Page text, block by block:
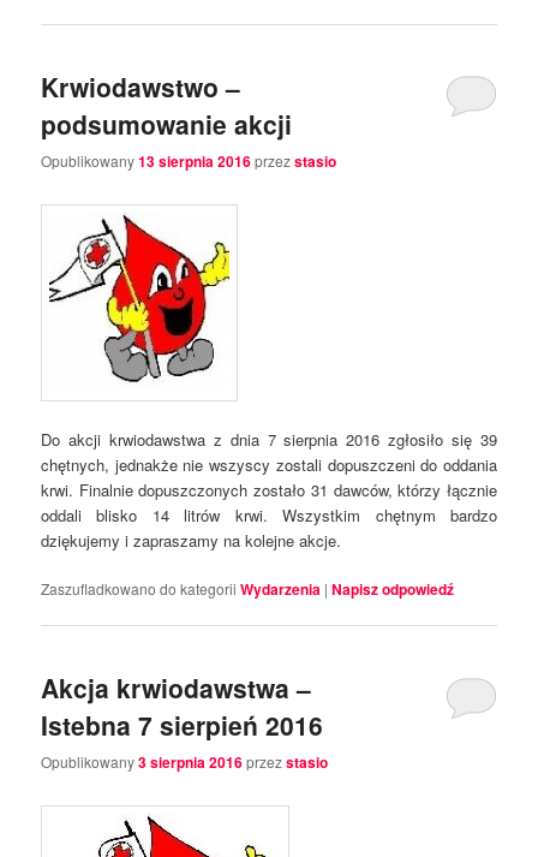
Krwiodawstwo –
podsumowanie akcji
Opublikowany13 sierpnia 2016przezstasio
Do akcji krwiodawstwa z dnia 7 sierpnia 2016 zgłosiło się 39
chętnych, jednakże nie wszyscy zostali dopuszczeni do oddania
krwi. Finalnie dopuszczonych zostało 31 dawców, którzy łącznie
oddali blisko 14 litrów krwi. Wszystkim chętnym bardzo
dziękujemy i zapraszamy na kolejne akcje.
Zaszufladkowano do kategorii Wydarzenia | Napisz odpowiedź
Akcja krwiodawstwa –
Istebna 7 sierpień 2016
Opublikowany3 sierpnia 2016przezstasio